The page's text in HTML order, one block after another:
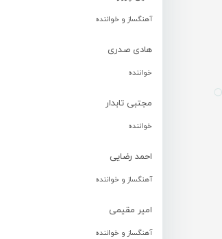
آهنگساز و خواننده
هادی صدری
خواننده
مجتبی تابدار
خواننده
احمد رضایی
آهنگساز و خواننده
امیر مقیمی
آهنگساز و خواننده